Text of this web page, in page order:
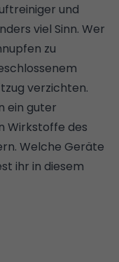
und
viel Sinn. Wer
zu
verzichten.
ein guter
Wirkstoffe des
Welche Geräte
ihr in diesem